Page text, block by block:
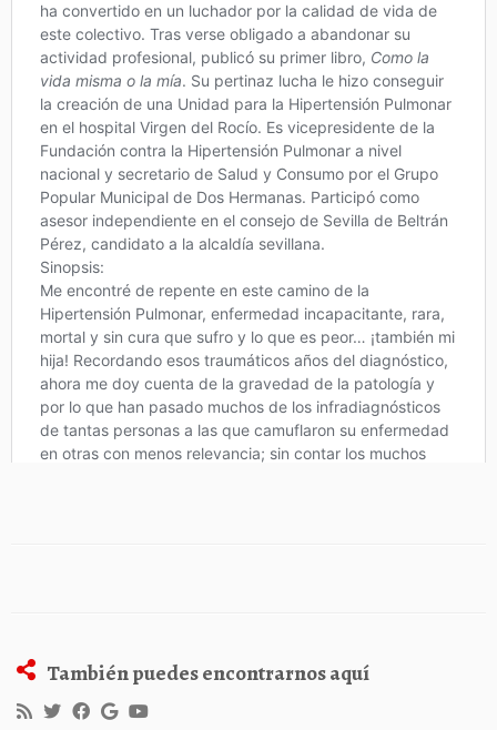
También puedes encontrarnos aquí